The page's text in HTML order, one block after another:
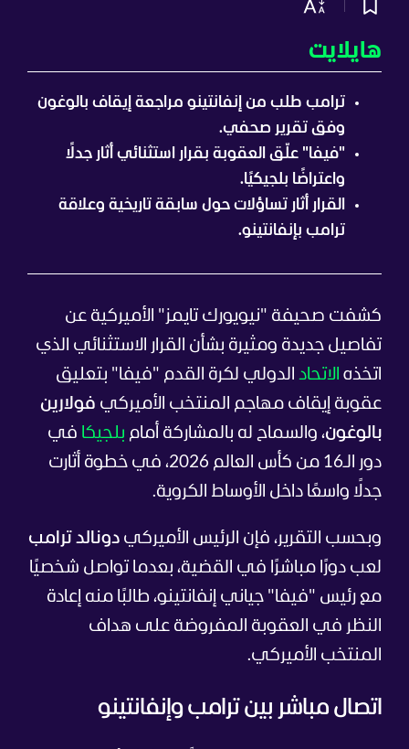
هايلايت
ترامب طلب من إنفانتينو مراجعة إيقاف بالوغون
وفق تقرير صحفي.
"فيفا" علّق العقوبة بقرار استثنائي أثار جدلًا
واعتراضًا بلجيكيًا.
القرار أثار تساؤلات حول سابقة تاريخية وعلاقة
ترامب بإنفانتينو.
كشفت صحيفة "نيويورك تايمز" الأميركية عن
تفاصيل جديدة ومثيرة بشأن القرار الاستثنائي الذي
اتخذه الاتحاد الدولي لكرة القدم "فيفا" بتعليق
عقوبة إيقاف مهاجم المنتخب الأميركي فولارين
بالوغون، والسماح له بالمشاركة أمام بلجيكا في
دور الـ16 من كأس العالم 2026، في خطوة أثارت
جدلًا واسعًا داخل الأوساط الكروية.
وبحسب التقرير، فإن الرئيس الأميركي دونالد ترامب
لعب دورًا مباشرًا في القضية، بعدما تواصل شخصيًا
مع رئيس "فيفا" جياني إنفانتينو، طالبًا منه إعادة
النظر في العقوبة المفروضة على هداف
المنتخب الأميركي.
اتصال مباشر بين ترامب وإنفانتينو